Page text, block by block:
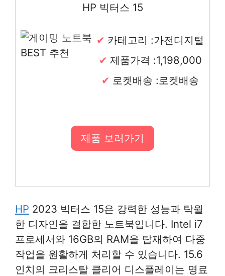
HP 빅터스 15
카테고리 :가전디지털
제품가격 :1,198,000
로켓배송 :로켓배송
제품 보러가기
HP 2023 빅터스 15은 강력한 성능과 탁월
한 디자인을 결합한 노트북입니다. Intel i7
프로세서와 16GB의 RAM을 탑재하여 다중
작업을 원활하게 처리할 수 있습니다. 15.6
인치의 크리스탈 클리어 디스플레이는 명료